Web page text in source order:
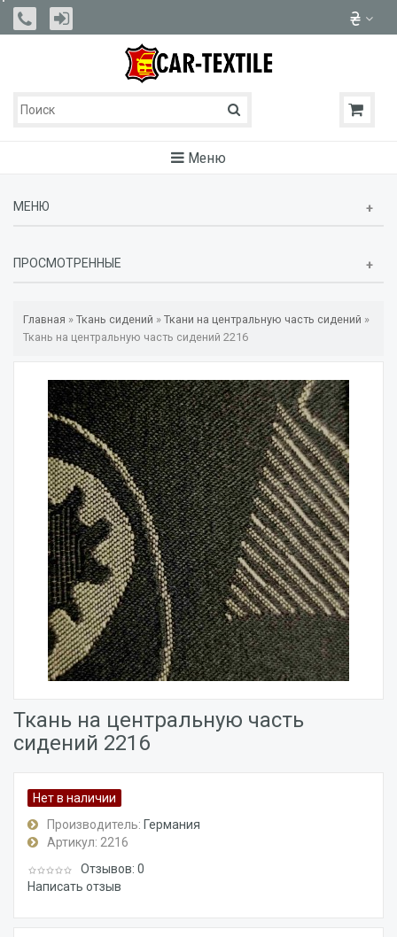
Меню
МЕНЮ
ПРОСМОТРЕННЫЕ
Главная » Ткань сидений » Ткани на центральную часть сидений »
Ткань на центральную часть сидений 2216
Ткань на центральную часть
сидений 2216
Нет в наличии
Производитель: Германия
Артикул: 2216
Отзывов: 0
Написать отзыв